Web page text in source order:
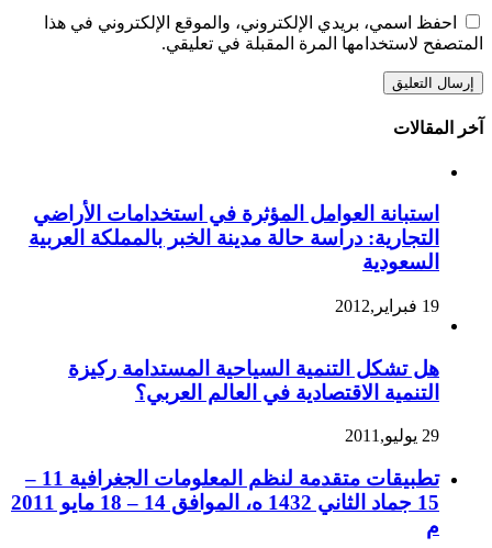
احفظ اسمي، بريدي الإلكتروني، والموقع الإلكتروني في هذا
المتصفح لاستخدامها المرة المقبلة في تعليقي.
آخر المقالات
استبانة العوامل المؤثرة في استخدامات الأراضي
التجارية: دراسة حالة مدينة الخبر بالمملكة العربية
السعودية
19 فبراير,2012
هل تشكل التنمية السياحية المستدامة ركيزة
التنمية الاقتصادية في العالم العربي؟
29 يوليو,2011
تطبيقات متقدمة لنظم المعلومات الجغرافية 11 –
15 جماد الثاني 1432 ه، الموافق 14 – 18 مايو 2011
م